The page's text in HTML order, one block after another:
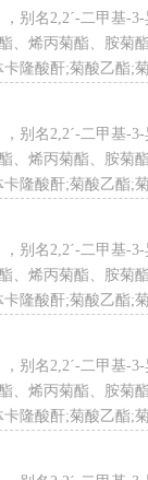
6的铜粉为催化
酸甲酯溶液，
烯，再提高真空
菊酸乙酯。
间体，可以制备
别名2,2ˊ-二甲基-
、烯丙菊酯、胺菊
隆酸酐;菊酸乙酯;
乙酯;菊酸乙酯;菊
别名2,2ˊ-二甲基-
、烯丙菊酯、胺菊
隆酸酐;菊酸乙酯;
乙酯;菊酸乙酯;菊
别名2,2ˊ-二甲基-
、烯丙菊酯、胺菊
隆酸酐;菊酸乙酯;
乙酯;菊酸乙酯;菊
别名2,2ˊ-二甲基-
、烯丙菊酯、胺菊
隆酸酐;菊酸乙酯;
乙酯;菊酸乙酯;菊